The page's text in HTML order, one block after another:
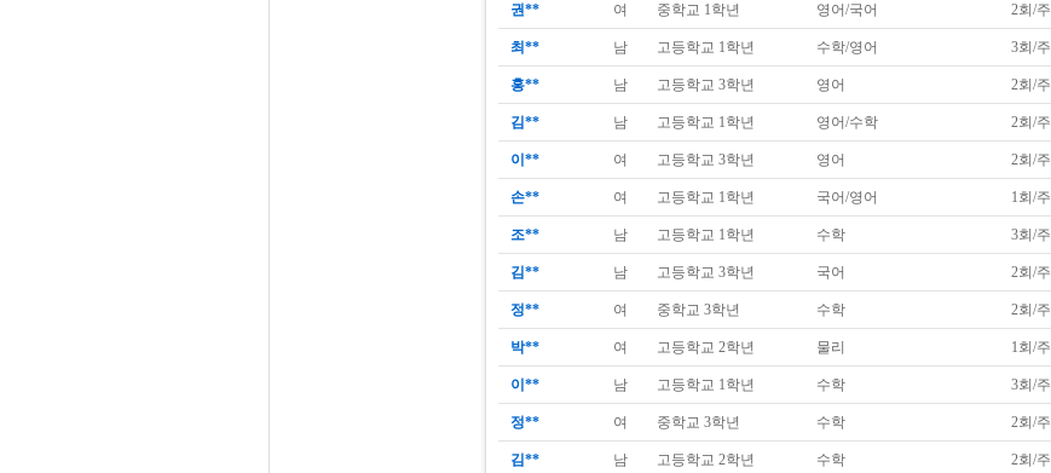
권** 여 중학교 1학년 영어/국어 2회/주
최** 남 고등학교 1학년 수학/영어 3회/주
홍** 남 고등학교 3학년 영어 2회/주
김** 남 고등학교 1학년 영어/수학 2회/주
이** 여 고등학교 3학년 영어 2회/주
손** 여 고등학교 1학년 국어/영어 1회/주
조** 남 고등학교 1학년 수학 3회/주
김** 남 고등학교 3학년 국어 2회/주
정** 여 중학교 3학년 수학 2회/주
박** 여 고등학교 2학년 물리 1회/주
이** 남 고등학교 1학년 수학 3회/주
정** 여 중학교 3학년 수학 2회/주
김** 남 고등학교 2학년 수학 2회/주